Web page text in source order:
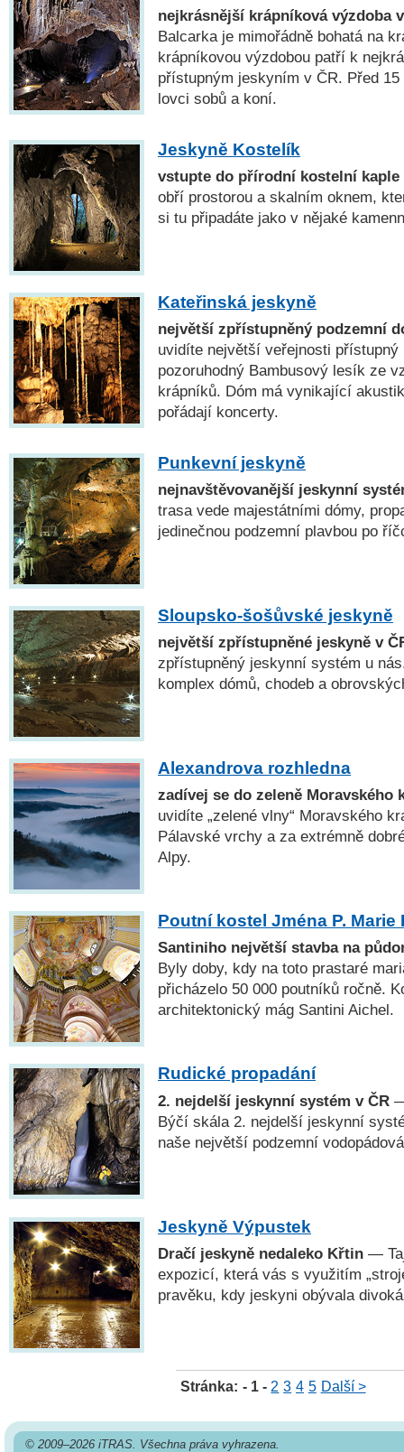
nejkrásnější krápníková výzdoba
Balcarka je mimořádně bohatá na
krápníkovou výzdobou patří k
přístupným jeskyním v ČR. Před
lovci sobů a koní.
Jeskyně Kostelík
vstupte do přírodní kostelní kaple
obří prostorou a skalním oknem,
si tu připadáte jako v nějaké
Kateřinská jeskyně
největší zpřístupněný podzemní
uvidíte největší veřejnosti přístupný
pozoruhodný Bambusový lesík ze
krápníků. Dóm má vynikající
pořádají koncerty.
Punkevní jeskyně
nejnavštěvovanější jeskynní
trasa vede majestátními dómy,
jedinečnou podzemní plavbou po
Sloupsko-šošůvské jeskyně
největší zpřístupněné jeskyně v
zpřístupněný jeskynní systém u
komplex dómů, chodeb a
Alexandrova rozhledna
zadívej se do zeleně Moravského
uvidíte „zelené vlny“ Moravského
Pálavské vrchy a za extrémně
Alpy.
Poutní kostel Jména P. Marie
Santiniho největší stavba na
Byly doby, kdy na toto prastaré
přicházelo 50 000 poutníků ročně.
architektonický mág Santini Aichel.
Rudické propadání
2. nejdelší jeskynní systém v ČR
Býčí skála 2. nejdelší jeskynní
naše největší podzemní
Jeskyně Výpustek
Dračí jeskyně nedaleko Křtin —
expozicí, která vás s využitím
pravěku, kdy jeskyni obývala
Stránka: - 1 - 2 3 4 5 Další >
© 2009–2026 iTRAS. Všechna práva vyhrazena.